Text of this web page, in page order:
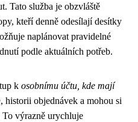
Tato služba je obzvláště
kteří denně odesílají desítky
naplánovat pravidelné
podle aktuálních potřeb.
k osobnímu účtu, kde mají
, historii objednávek a mohou si
To výrazně urychluje